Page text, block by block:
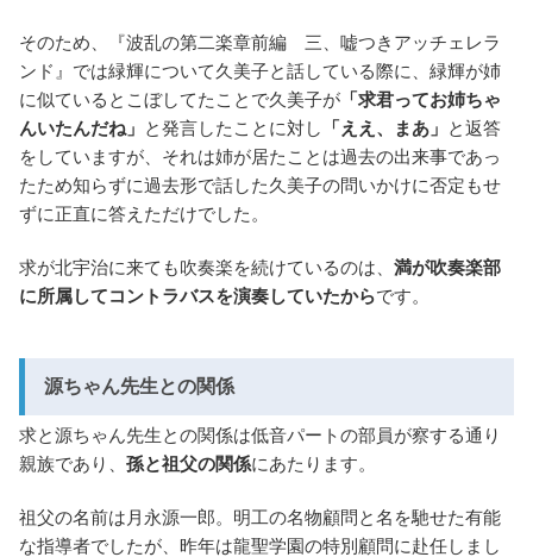
そのため、『波乱の第二楽章前編 三、嘘つきアッチェレラ
ンド』では緑輝について久美子と話している際に、緑輝が姉
に似ているとこぼしてたことで久美子が 「求君ってお姉ちゃ
んいたんだね」 と発言したことに対し 「ええ、まあ」 と返答
をしていますが、それは姉が居たことは過去の出来事であっ
たため知らずに過去形で話した久美子の問いかけに否定もせ
ずに正直に答えただけでした。
求が北宇治に来ても吹奏楽を続けているのは、 満が吹奏楽部
に所属してコントラバスを演奏していたからです。
源ちゃん先生との関係
求と源ちゃん先生との関係は低音パートの部員が察する通り
親族であり、 孫と祖父の関係にあたります。
祖父の名前は月永源一郎。明工の名物顧問と名を馳せた有能
な指導者でしたが、昨年は龍聖学園の特別顧問に赴任しまし